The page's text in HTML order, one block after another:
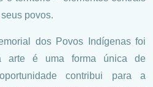
povos.
dos Povos Indígenas foi
arte é uma forma única de
contribui para a